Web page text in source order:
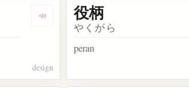
Dengarkan kosakata 図柄
design
役柄
やくがら
peran